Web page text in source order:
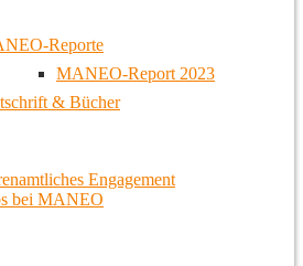
Reporte
MANEO-Report 2023
& Bücher
Engagement
bei MANEO